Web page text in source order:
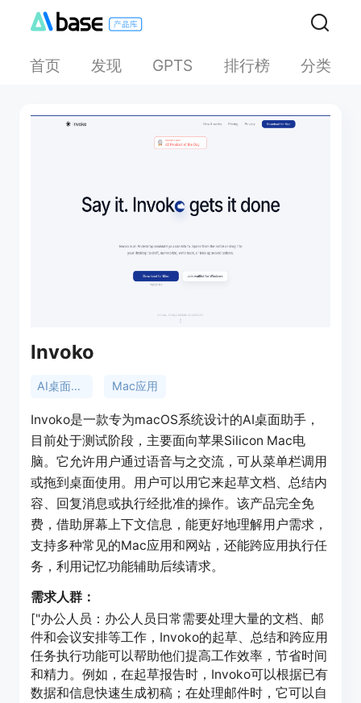
首页 发现 GPTS 排行榜 分类
Invoko
AI桌面助手 Mac应用
Invoko是一款专为macOS系统设计的AI桌面助手，
目前处于测试阶段，主要面向苹果Silicon Mac电
脑。它允许用户通过语音与之交流，可从菜单栏调用
或拖到桌面使用。用户可以用它来起草文档、总结内
容、回复消息或执行经批准的操作。该产品完全免
费，借助屏幕上下文信息，能更好地理解用户需求，
支持多种常见的Mac应用和网站，还能跨应用执行任
务，利用记忆功能辅助后续请求。
需求人群：
["办公人员：办公人员日常需要处理大量的文档、邮
件和会议安排等工作，Invoko的起草、总结和跨应用
任务执行功能可以帮助他们提高工作效率，节省时间
和精力。例如，在起草报告时，Invoko可以根据已有
数据和信息快速生成初稿；在处理邮件时，它可以自